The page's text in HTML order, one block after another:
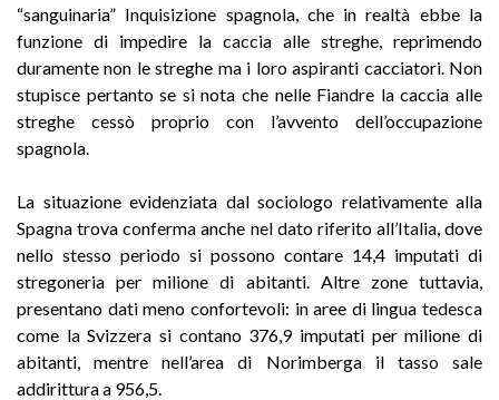
“sanguinaria” Inquisizione spagnola, che in realtà ebbe la
funzione di impedire la caccia alle streghe, reprimendo
duramente non le streghe ma i loro aspiranti cacciatori. Non
stupisce pertanto se si nota che nelle Fiandre la caccia alle
streghe cessò proprio con l’avvento dell’occupazione
spagnola.
La situazione evidenziata dal sociologo relativamente alla
Spagna trova conferma anche nel dato riferito all’Italia, dove
nello stesso periodo si possono contare 14,4 imputati di
stregoneria per milione di abitanti. Altre zone tuttavia,
presentano dati meno confortevoli: in aree di lingua tedesca
come la Svizzera si contano 376,9 imputati per milione di
abitanti, mentre nell’area di Norimberga il tasso sale
addirittura a 956,5.